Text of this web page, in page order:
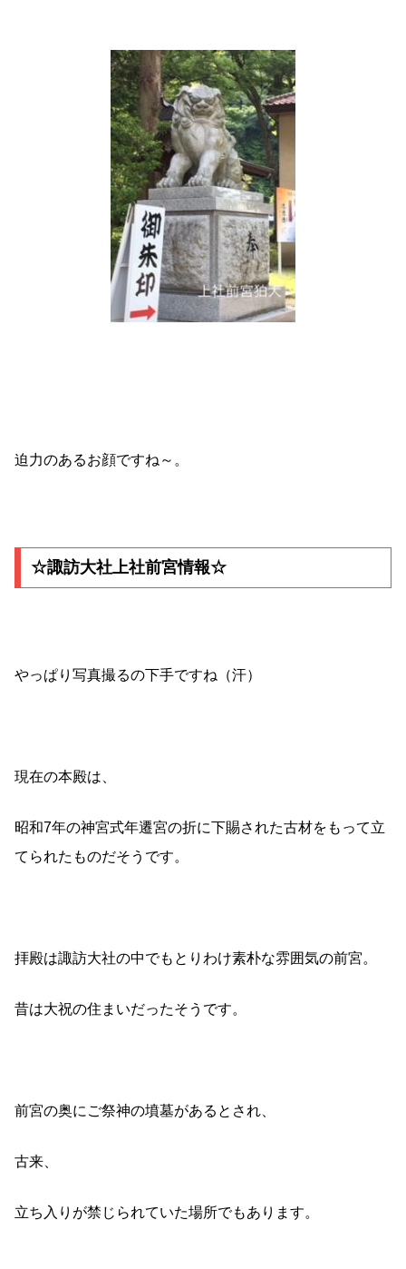
迫力のあるお顔ですね～。
☆諏訪大社上社前宮情報☆
やっぱり写真撮るの下手ですね（汗）
現在の本殿は、
昭和7年の神宮式年遷宮の折に下賜された古材をもって立
てられたものだそうです。
拝殿は諏訪大社の中でもとりわけ素朴な雰囲気の前宮。
昔は大祝の住まいだったそうです。
前宮の奥にご祭神の墳墓があるとされ、
古来、
立ち入りが禁じられていた場所でもあります。